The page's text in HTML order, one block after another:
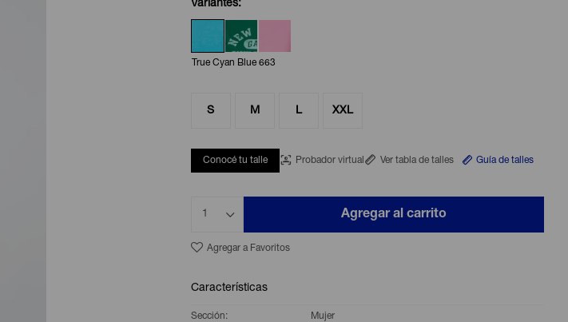
Variantes:
True Cyan Blue 663
S M L XXL
Conocé tu talle Probador virtual Ver tabla de talles Guía de talles
1 Agregar al carrito
Características
Sección Mujer